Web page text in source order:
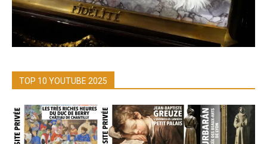
TOP 10 YOUTUBE 2025